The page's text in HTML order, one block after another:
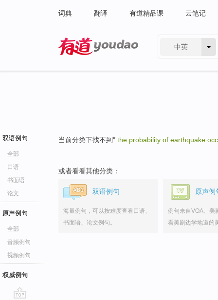
词典 翻译 有道精品课 云笔记
中英
双语例句
全部
口语
书面语
论文
原声例句
全部
音频例句
视频例句
权威例句
当前分类下找不到" the probability of earthquake
或者看看其他分类：
双语例句
海量例句，可以按难度查看口语、
书面语、论文例句。
原声例
例句来自VOA、美
看美剧边学地道的